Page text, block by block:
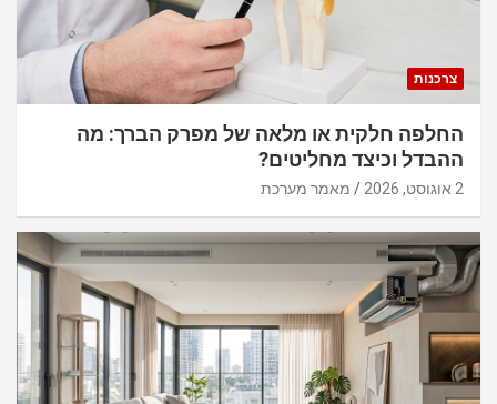
צרכנות
החלפה חלקית או מלאה של מפרק הברך: מה
ההבדל וכיצד מחליטים?
2 אוגוסט, 2026 מאמר מערכת